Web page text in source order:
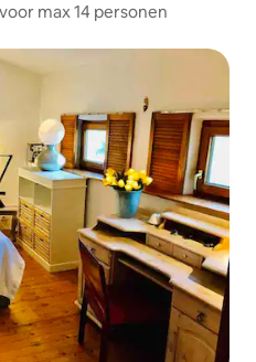
max 14 personen